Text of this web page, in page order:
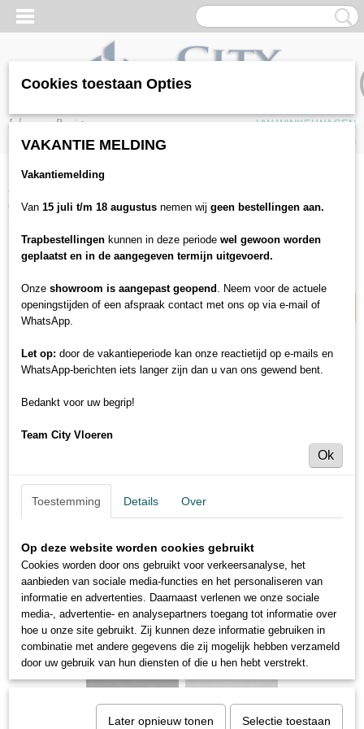
Inloggen Registreren
UW WINKELWAGEN
(0)
Home
ST401
Cookies toestaan Opties
VAKANTIE MELDING
Vakantiemelding
Van 15 juli t/m 18 augustus nemen wij geen bestellingen aan.
Trapbestellingen kunnen in deze periode wel gewoon worden
geplaatst en in de aangegeven termijn uitgevoerd.
Onze showroom is aangepast geopend . Neem voor de actuele
openingstijden of een afspraak contact met ons op via e-mail of
WhatsApp.
Let op: door de vakantieperiode kan onze reactietijd op e-mails en
WhatsApp-berichten iets langer zijn dan u van ons gewend bent.
Bedankt voor uw begrip!
Team City Vloeren
Ok
Toestemming Details Over
Op deze website worden cookies gebruikt
Cookies worden door ons gebruikt voor verkeersanalyse, het
aanbieden van sociale media-functies en het personaliseren van
informatie en advertenties. Daarnaast verlenen we onze sociale
media-, advertentie- en analysepartners toegang tot informatie over
hoe u onze site gebruikt. Zij kunnen deze informatie gebruiken in
combinatie met andere gegevens die zij mogelijk hebben verzameld
door uw gebruik van hun diensten of die u hen hebt verstrekt.
Later opnieuw tonen Selectie toestaan